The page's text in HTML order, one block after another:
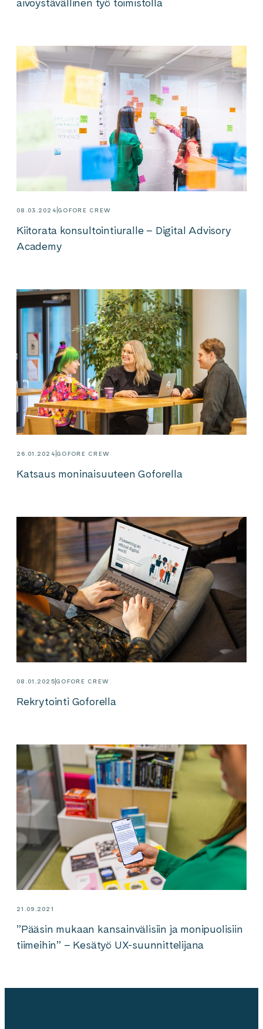
aivoystävällinen työ toimistolla
08.03.2024 GOFORE CREW
Kiitorata konsultointiuralle – Digital Advisory
Academy
26.01.2024 GOFORE CREW
Katsaus moninaisuuteen Goforella
08.01.2025 GOFORE CREW
Rekrytointi Goforella
21.09.2021
”Pääsin mukaan kansainvälisiin ja monipuolisiin
tiimeihin” – Kesätyö UX-suunnittelijana